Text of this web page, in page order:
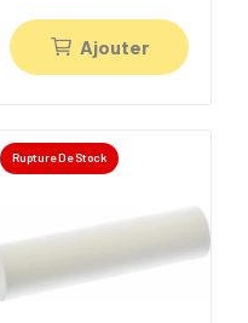
Ajouter
Rupture De Stock